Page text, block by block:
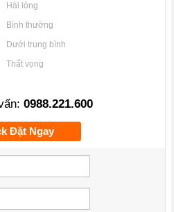
Hài lòng
Bình thường
Dưới trung bình
Thất vọng
0988.221.600
Đặt Ngay